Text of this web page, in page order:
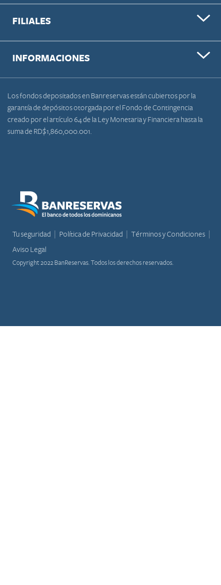
FILIALES
INFORMACIONES
Los fondos depositados en Banreservas están cubiertos por la
garantía de depósitos otorgada por el Fondo de Contingencia
creado por el artículo 64 de la Ley Monetaria y Financiera hasta la
suma de RD$1,860,000.001.
Tu seguridad Política de Privacidad
Términos y Condiciones
Aviso Legal
Copyright 2022 BanReservas. Todos los derechos reservados.